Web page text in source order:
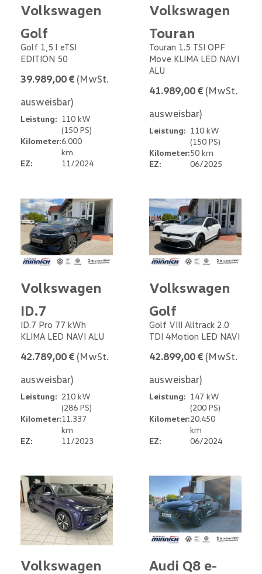
Volkswagen
Golf
Golf 1,5 l eTSI
EDITION 50
39.989,00 € (MwSt.
ausweisbar)
Leistung: 110 kW
(150 PS)
Kilometer:6.000
km
EZ:
11/2024
Volkswagen
Touran
Touran 1.5 TSI OPF
Move KLIMA LED NAVI
ALU
41.989,00 € (MwSt.
ausweisbar)
Leistung: 110 kW
(150 PS)
Kilometer:50 km
EZ:
06/2025
Volkswagen
ID.7
ID.7 Pro 77 kWh
KLIMA LED NAVI ALU
42.789,00 € (MwSt.
ausweisbar)
Leistung: 210 kW
(286 PS)
Kilometer:11.337
km
EZ:
11/2023
Volkswagen
Golf
Golf VIII Alltrack 2.0
TDI 4Motion LED NAVI
42.899,00 € (MwSt.
ausweisbar)
Leistung: 147 kW
(200 PS)
Kilometer:20.450
km
EZ:
06/2024
Volkswagen
Audi Q8 e-